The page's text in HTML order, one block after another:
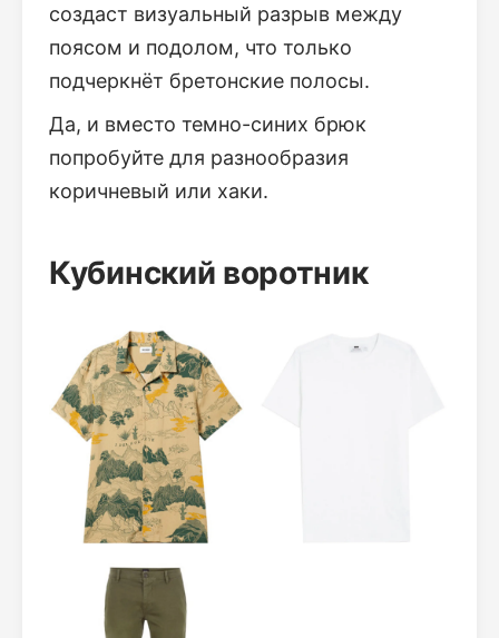
создаст визуальный разрыв между
поясом и подолом, что только
подчеркнёт бретонские полосы.
Да, и вместо темно-синих брюк
попробуйте для разнообразия
коричневый или хаки.
Кубинский воротник